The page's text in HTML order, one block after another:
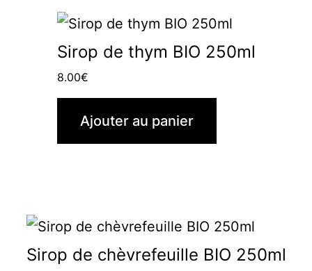
Sirop de thym BIO 250ml
8.00€
Ajouter au panier
Sirop de chèvrefeuille BIO 250ml